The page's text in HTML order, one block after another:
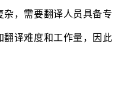
，需要翻译人员具备专
译难度和工作量，因此